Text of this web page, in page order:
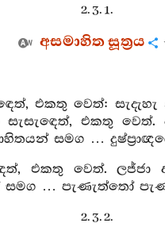
2. 3. 1.
අසමාහිත සූත්‍රය
එකතු වෙත්:
සැසැඳෙත්, එකතු
සමග …
එකතු වෙත්.
… පැණැත්තෝ
2. 3. 2.